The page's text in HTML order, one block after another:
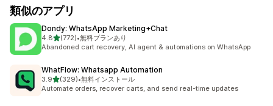
類似のアプリ
Dondy: WhatsApp Marketing+Chat
4.85つ星中
(772)
合計レビュー数：772件
•無料プランあり
Abandoned cart recovery, AI agent & automations on WhatsApp
WhatFlow: Whatsapp Automation
3.95つ星中
(329)
合計レビュー数：329件
•無料インストール
Automate orders, recover carts, and send real-time updates